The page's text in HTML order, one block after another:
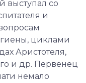
выступал со
и
циклами
Аристотеля,
и др. Первенец
немало